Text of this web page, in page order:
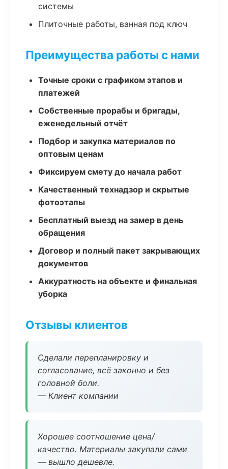
системы
Плиточные работы, ванная под ключ
Преимущества работы с нами
Точные сроки с графиком этапов и
платежей
Собственные прорабы и бригады,
еженедельный отчёт
Подбор и закупка материалов по
оптовым ценам
Фиксируем смету до начала работ
Качественный технадзор и скрытые
фотоэтапы
Бесплатный выезд на замер в день
обращения
Договор и полный пакет закрывающих
документов
Аккуратность на объекте и финальная
уборка
Отзывы клиентов
Сделали перепланировку и
согласование, всё законно и без
головной боли.
— Клиент компании
Хорошее соотношение цена/
качество. Материалы закупали сами
— вышло дешевле.